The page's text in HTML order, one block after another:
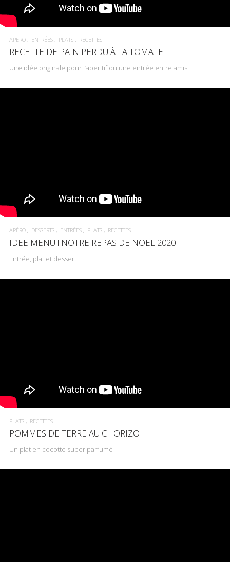
APÉRO ENTRÉES PLATS RECETTES
RECETTE DE PAIN PERDU À LA TOMATE
Une idée originale pour l’aperitif ou une entrée entre amis.
APÉRO DESSERTS ENTRÉES PLATS RECETTES
IDEE MENU l NOTRE REPAS DE NOEL 2020
Entrée, plat et dessert
PLATS RECETTES
POMMES DE TERRE AU CHORIZO
Un plat en cocotte super parfumé